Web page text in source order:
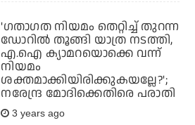
'ഗതാഗത നിയമം തെറ്റിച്ച് തുറന്ന
ഡോറില്‍ തൂങ്ങി യാത്ര നടത്തി,
എ.ഐ ക്യാമറയൊക്കെ വന്ന്
നിയമം
ശക്തമാക്കിയിരിക്കുകയല്ലേ?';
നരേന്ദ്ര മോദിക്കെതിരെ പരാതി
3 years ago